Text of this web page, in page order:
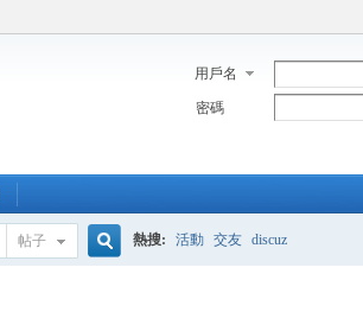
用戶名
密碼
帖子 熱搜: 活動 交友 discuz